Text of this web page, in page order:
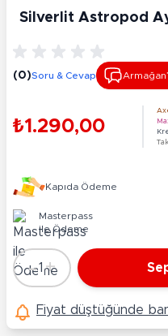
Silverlit Astropod
(0)Soru & Cevap
₺1.290,00
Kapıda Ödeme
Masterpass
ile Ödeme
Adet
-1 +
Fiyat düştüğünde